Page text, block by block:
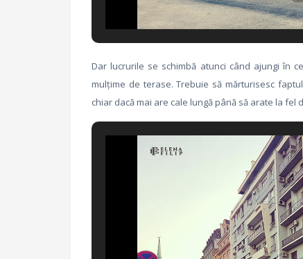
Dar lucrurile se schimbă atunci când ajungi în
mulțime de terase. Trebuie să mărturisesc
chiar dacă mai are cale lungă până să arate la fel